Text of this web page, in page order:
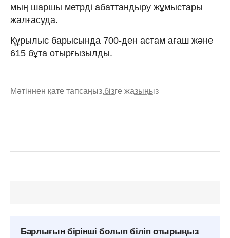
мың шаршы метрді абаттандыру жұмыстары
жалғасуда.
Құрылыс барысында 700-ден астам ағаш және
615 бұта отырғызылды.
Мәтіннен қате тапсаңыз,бізге жазыңыз
Барлығын бірінші болып біліп отырыңыз